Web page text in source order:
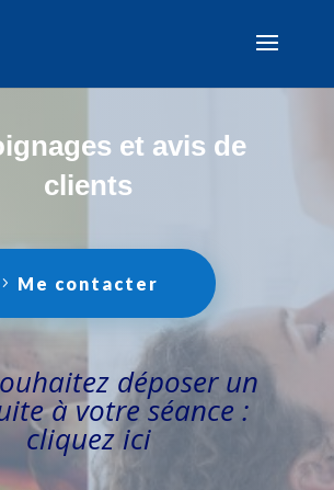
et avis de
clients
Me contacter
déposer un
à votre séance :
cliquez ici